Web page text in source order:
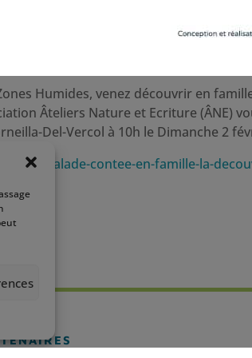
Humides, venez découvrir en
Âteliers Nature et Ecriture (ÂNE)
Del-Vercol à 10h le Dimanche 2
balade-contee-en-famille-la-